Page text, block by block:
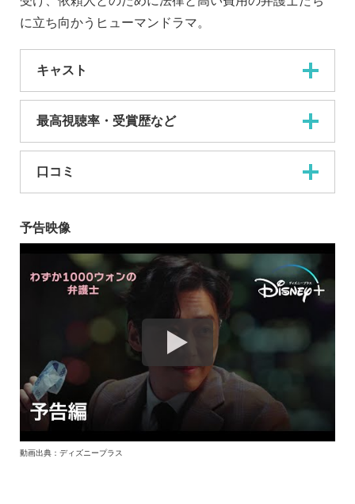
に立ち向かうヒューマンドラマ。
キャスト
最高視聴率・受賞歴など
口コミ
予告映像
動画出典：ディズニープラス